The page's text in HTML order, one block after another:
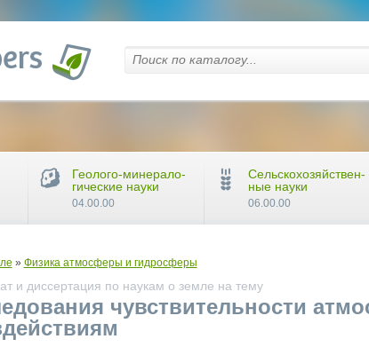
» Физика атмосферы и гидросферы
и диссертация по наукам о земле на тему
чувствительности
Геолого-минерало-
гические науки
04.00.00
Сельскохозяйствен-
ные науки
06.00.00